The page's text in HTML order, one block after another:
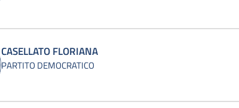
CASELLATO FLORIANA
PARTITO DEMOCRATICO